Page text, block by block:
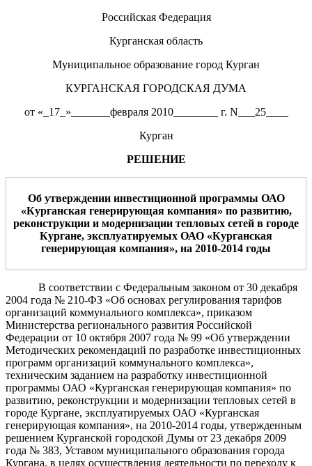
Российская Федерация
Курганская область
Муниципальное образование город Курган
КУРГАНСКАЯ ГОРОДСКАЯ ДУМА
от «_17_»_______февраля 2010________ г. N___25____
Курган
РЕШЕНИЕ
Об утверждении инвестиционной программы ОАО
«Курганская генерирующая компания» по развитию,
реконструкции и модернизации тепловых сетей в городе
Кургане, эксплуатируемых ОАО «Курганская
генерирующая компания», на 2010-2014 годы
В соответствии с Федеральным законом от 30 декабря
2004 года № 210-ФЗ «Об основах регулирования тарифов
организаций коммунального комплекса», приказом
Министерства регионального развития Российской
Федерации от 10 октября 2007 года № 99 «Об утверждении
Методических рекомендаций по разработке инвестиционных
программ организаций коммунального комплекса»,
техническим заданием на разработку инвестиционной
программы ОАО «Курганская генерирующая компания» по
развитию, реконструкции и модернизации тепловых сетей в
городе Кургане, эксплуатируемых ОАО «Курганская
генерирующая компания», на 2010-2014 годы, утвержденным
решением Курганской городской Думы от 23 декабря 2009
года № 383, Уставом муниципального образования города
Кургана, в целях осуществления деятельности по переходу к